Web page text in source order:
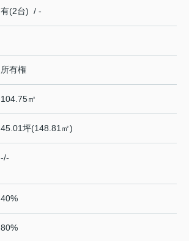
有(2台) / -
所有権
104.75㎡
45.01坪(148.81㎡)
-/-
40%
80%